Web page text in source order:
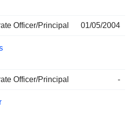
Officer/Principal 01/05/2004
Officer/Principal -